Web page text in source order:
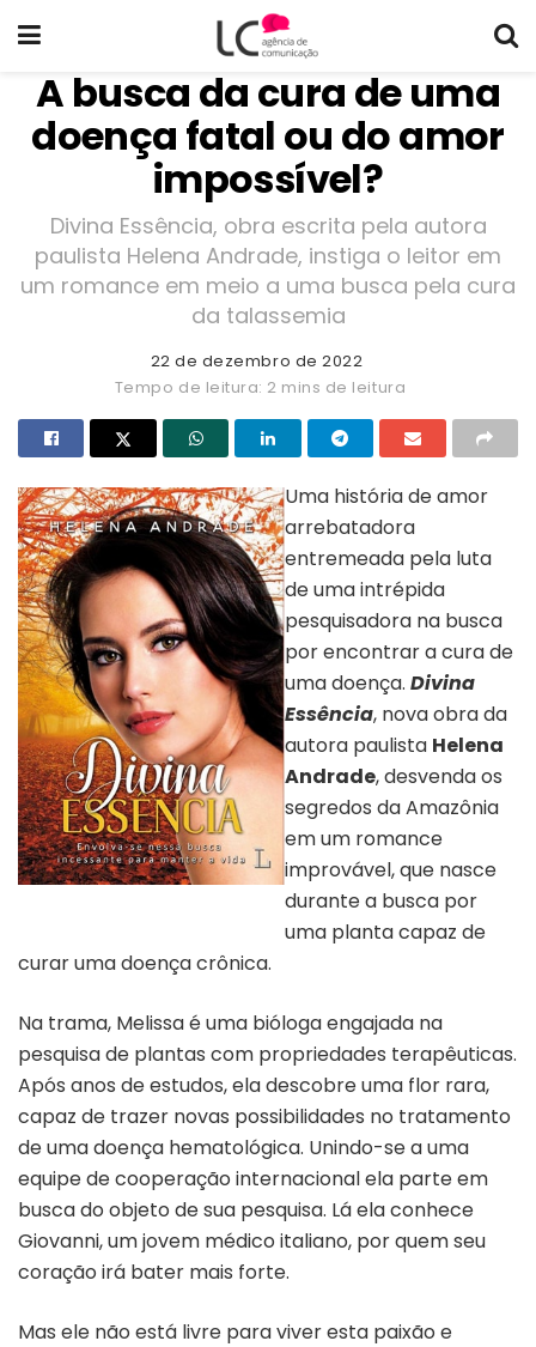
A busca da cura de uma
doença fatal ou do amor
impossível?
Divina Essência, obra escrita pela autora
paulista Helena Andrade, instiga o leitor em
um romance em meio a uma busca pela cura
da talassemia
22 de dezembro de 2022
Tempo de leitura: 2 mins de leitura
Uma história de amor
arrebatadora
entremeada pela luta
de uma intrépida
pesquisadora na busca
por encontrar a cura de
uma doença. Divina
Essência, nova obra da
autora paulista Helena
Andrade, desvenda os
segredos da Amazônia
em um romance
improvável, que nasce
durante a busca por
uma planta capaz de
curar uma doença crônica.
Na trama, Melissa é uma bióloga engajada na
pesquisa de plantas com propriedades terapêuticas.
Após anos de estudos, ela descobre uma flor rara,
capaz de trazer novas possibilidades no tratamento
de uma doença hematológica. Unindo-se a uma
equipe de cooperação internacional ela parte em
busca do objeto de sua pesquisa. Lá ela conhece
Giovanni, um jovem médico italiano, por quem seu
coração irá bater mais forte.
Mas ele não está livre para viver esta paixão e